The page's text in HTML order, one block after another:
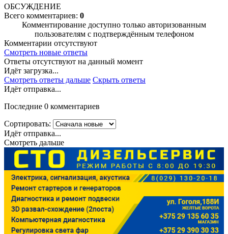
ОБСУЖДЕНИЕ
Всего комментариев: 0
Комментирование доступно только авторизованным
пользователям с подтверждённым телефоном
Комментарии отсутствуют
Смотреть новые ответы
Ответы отсутствуют на данный момент
Идёт загрузка...
Смотреть ответы дальше Скрыть ответы
Идёт отправка...
Последние 0 комментариев
Сортировать:
Идёт отправка...
Смотреть дальше